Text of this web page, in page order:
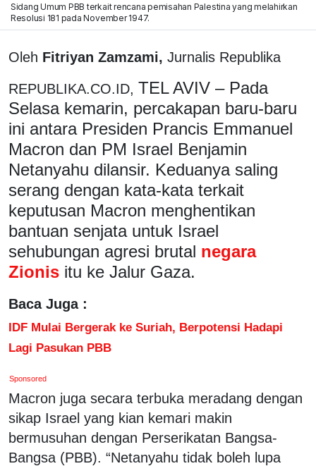
Sidang Umum PBB terkait rencana pemisahan Palestina yang melahirkan
Resolusi 181 pada November 1947.
Oleh Fitriyan Zamzami, Jurnalis Republika
REPUBLIKA.CO.ID, TEL AVIV – Pada
Selasa kemarin, percakapan baru-baru
ini antara Presiden Prancis Emmanuel
Macron dan PM Israel Benjamin
Netanyahu dilansir. Keduanya saling
serang dengan kata-kata terkait
keputusan Macron menghentikan
bantuan senjata untuk Israel
sehubungan agresi brutal negara
Zionis itu ke Jalur Gaza.
Baca Juga :
IDF Mulai Bergerak ke Suriah, Berpotensi Hadapi
Lagi Pasukan PBB
Sponsored
Macron juga secara terbuka meradang dengan
sikap Israel yang kian kemari makin
bermusuhan dengan Perserikatan Bangsa-
Bangsa (PBB). “Netanyahu tidak boleh lupa